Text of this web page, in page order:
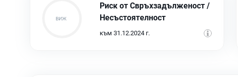
Риск от Свръхзадълженост /
Несъстоятелност
към 31.12.2024 г.